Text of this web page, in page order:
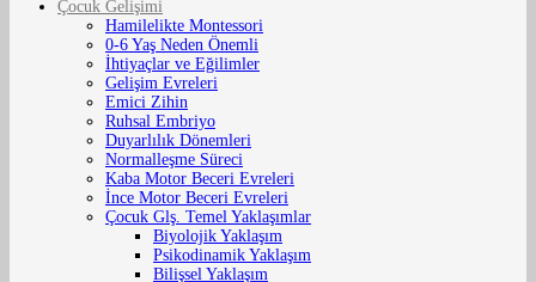
Çocuk Gelişimi
Hamilelikte Montessori
0-6 Yaş Neden Önemli
İhtiyaçlar ve Eğilimler
Gelişim Evreleri
Emici Zihin
Ruhsal Embriyo
Duyarlılık Dönemleri
Normalleşme Süreci
Kaba Motor Beceri Evreleri
İnce Motor Beceri Evreleri
Çocuk Glş. Temel Yaklaşımlar
Biyolojik Yaklaşım
Psikodinamik Yaklaşım
Bilişsel Yaklaşım